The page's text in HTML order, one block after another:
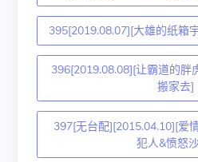
395[2019.08.07][大雄的纸箱
396[2019.08.08][让霸道的胖
搬家去]
397[无台配][2015.04.10][爱
犯人&愤怒